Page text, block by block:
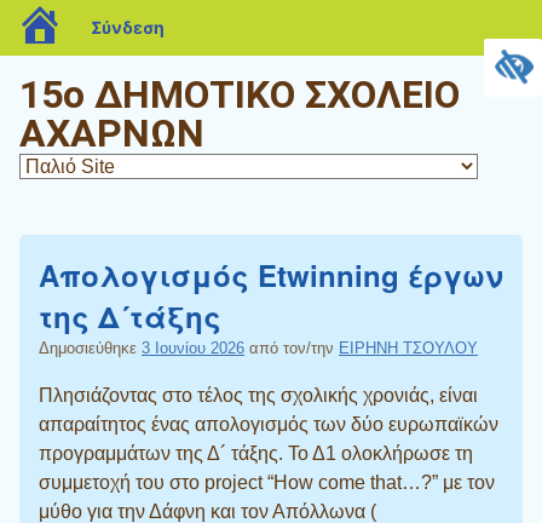
15ο ΔΗΜΟΤΙΚΟ ΣΧΟΛΕΙΟ
ΑΧΑΡΝΩΝ
Απολογισμός Etwinning έργων
της Δ´τάξης
Δημοσιεύθηκε 3 Ιουνίου 2026 από τον/την ΕΙΡΗΝΗ ΤΣΟΥΛΟΥ
Πλησιάζοντας στο τέλος της σχολικής χρονιάς, είναι
απαραίτητος ένας απολογισμός των δύο ευρωπαϊκών
προγραμμάτων της Δ´ τάξης. Το Δ1 ολοκλήρωσε τη
συμμετοχή του στο project “How come that…?” με τον
μύθο για την Δάφνη και τον Απόλλωνα (
blogs.sch.gr
Σύνδεση